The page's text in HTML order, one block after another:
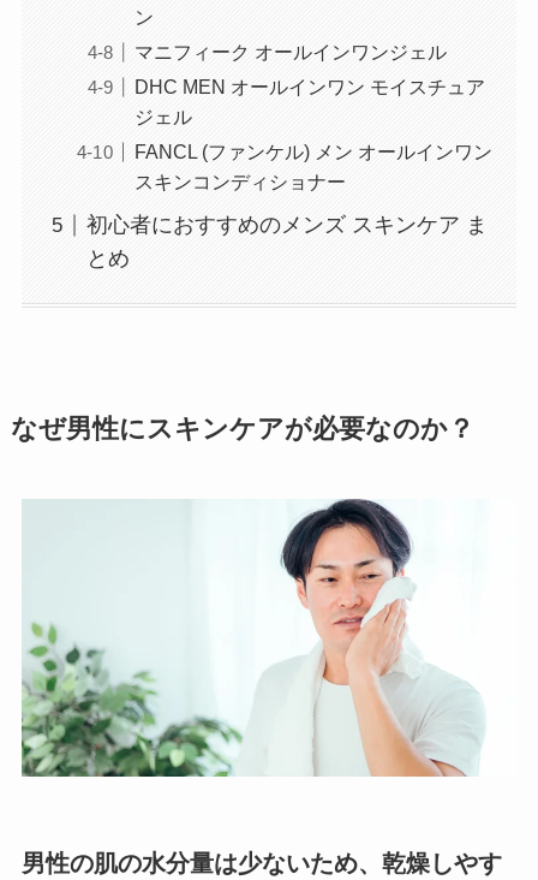
ン
マニフィーク オールインワンジェル
DHC MEN オールインワン モイスチュア
ジェル
FANCL (ファンケル) メン オールインワン
スキンコンディショナー
初心者におすすめのメンズ スキンケア ま
とめ
なぜ男性にスキンケアが必要なのか？
男性の肌の水分量は少ないため、乾燥しやす